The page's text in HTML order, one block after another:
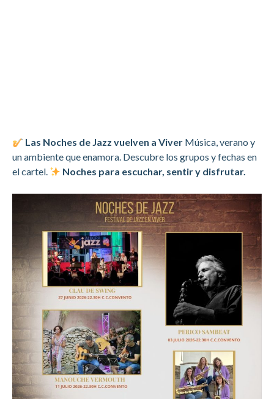
Las Noches de Jazz vuelven a Viver Música, verano y
un ambiente que enamora. Descubre los grupos y fechas en
el cartel.
Noches para escuchar, sentir y disfrutar.